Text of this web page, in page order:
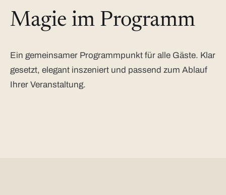
Magie im Programm
Ein gemeinsamer Programmpunkt für alle Gäste. Klar
gesetzt, elegant inszeniert und passend zum Ablauf
Ihrer Veranstaltung.